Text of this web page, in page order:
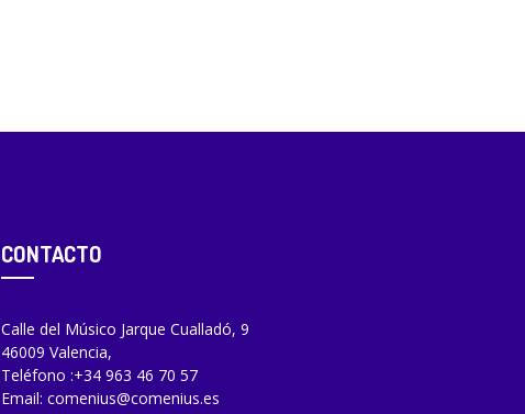
CONTACTO
Calle del Músico Jarque Cualladó, 9
46009 Valencia,
Teléfono :+34 963 46 70 57
Email: comenius@comenius.es